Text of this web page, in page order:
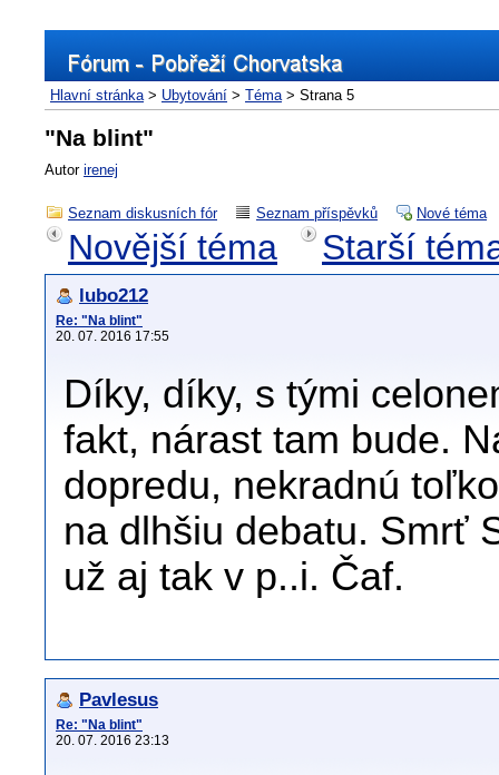
Hlavní stránka> Ubytování > Téma> Strana 5
"Na blint"
Autor irenej
Seznam diskusních fór Seznam příspěvků Nové téma
Novější téma Starší
lubo212
Re: "Na blint"
20. 07. 2016 17:55
Díky, díky, s tými
fakt, nárast tam bude.
dopredu, nekradnú
na dlhšiu debatu. Smrť
už aj tak v p..i. Čaf.
Pavlesus
Re: "Na blint"
20. 07. 2016 23:13